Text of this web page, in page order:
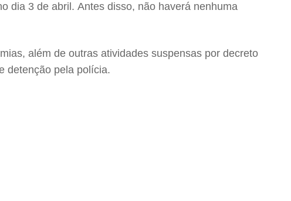
3 de abril. Antes disso, não haverá nenhuma
além de outras atividades suspensas por decreto
detenção pela polícia.